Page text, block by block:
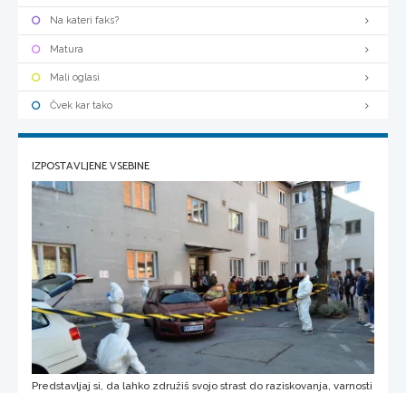
Na kateri faks?
Matura
Mali oglasi
Čvek kar tako
IZPOSTAVLJENE VSEBINE
Predstavljaj si, da lahko združiš svojo strast do raziskovanja, varnosti